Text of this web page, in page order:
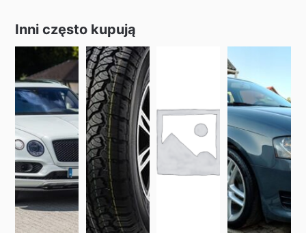
Inni często kupują